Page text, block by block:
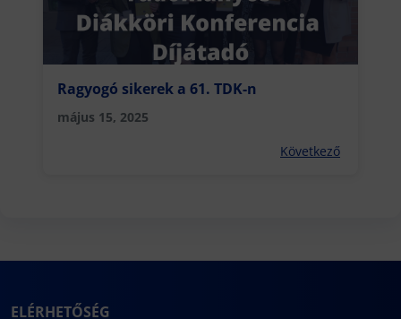
Ragyogó sikerek a 61. TDK-n
május 15, 2025
Következő
ELÉRHETŐSÉG